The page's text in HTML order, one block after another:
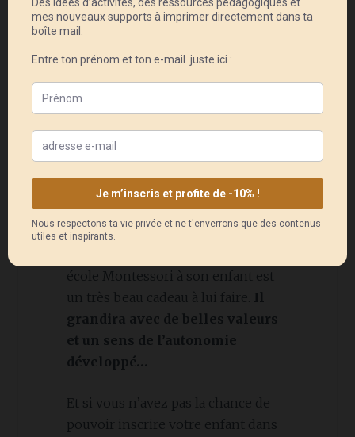
Pour conclure, vous aurez bien
compris mon point de vue, il ne
transition entre Montessori et
vraiment dommage de priver votre
enfant d’une si bonne base à cause
de vos craintes. Avoir la chance
école Montessori à son enfant est
un très beau cadeau à lui faire. Il
grandira avec de belles valeurs
et un sens de l’autonomie
développé…
Et si vous n’avez pas la chance de
pouvoir inscrire votre enfant dans